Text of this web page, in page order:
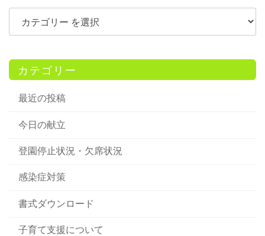
カテゴリー
最近の投稿
今日の献立
登園停止状況・欠席状況
感染症対策
書式ダウンロード
子育て支援について